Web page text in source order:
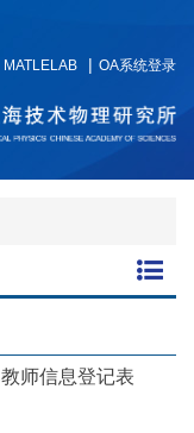
MATLELAB OA系统登录
师信息登记表